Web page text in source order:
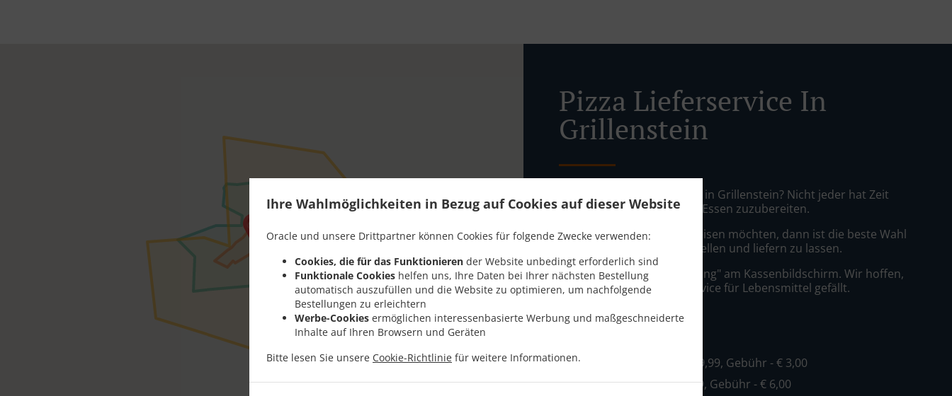
Ihre Wahlmöglichkeiten in Bezug auf Cookies auf dieser Website
Oracle und unsere Drittpartner können Cookies für folgende Zwecke verwenden:
Cookies, die für das Funktionieren der Website unbedingt erforderlich sind
Funktionale Cookies helfen uns, Ihre Daten bei Ihrer nächsten Bestellung
automatisch auszufüllen und die Website zu optimieren, um nachfolgende
Bestellungen zu erleichtern
Werbe-Cookies ermöglichen interessenbasierte Werbung und maßgeschneiderte
Inhalte auf Ihren Browsern und Geräten
Bitte lesen Sie unsere Cookie-Richtlinie für weitere Informationen.
Pizza Lieferservice In
Grillenstein
Lust auf Pizza Lieferservice in Grillenstein? Nicht jeder hat Zeit
oder Talent dazu, leckeres Essen zuzubereiten.
Wenn Sie wie ein König speisen möchten, dann ist die beste Wahl
bei Pizzeria Milano zu bestellen und liefern zu lassen.
Wählen Sie einfach "Lieferung" am Kassenbildschirm. Wir hoffen,
dass Ihnen unser Lieferservice für Lebensmittel gefällt.
Liefergebühr
Ab 20 euro
, Mind. - € 19,99, Gebühr - € 3,00
Zone 21, Mind. - € 19,99, Gebühr - € 6,00